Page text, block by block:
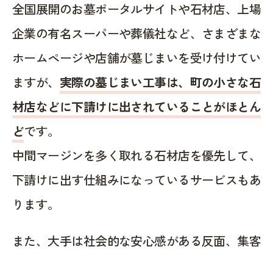
全国展開のお墓ポータルサイトや石材店、上場
企業の有名スーパーや葬儀社など、さまざまな
ホームページや店舗が墓じまいを受け付けてい
ますが、 実際の墓じまい工事は、町の小さな石
材店などに下請けに出されていることがほとん
どです。
中間マージンを多く取れる石材店を優先して、
下請けに出す仕組みになっているサービスもあ
ります。
また、大手は社会的な安心感がある反面、集客